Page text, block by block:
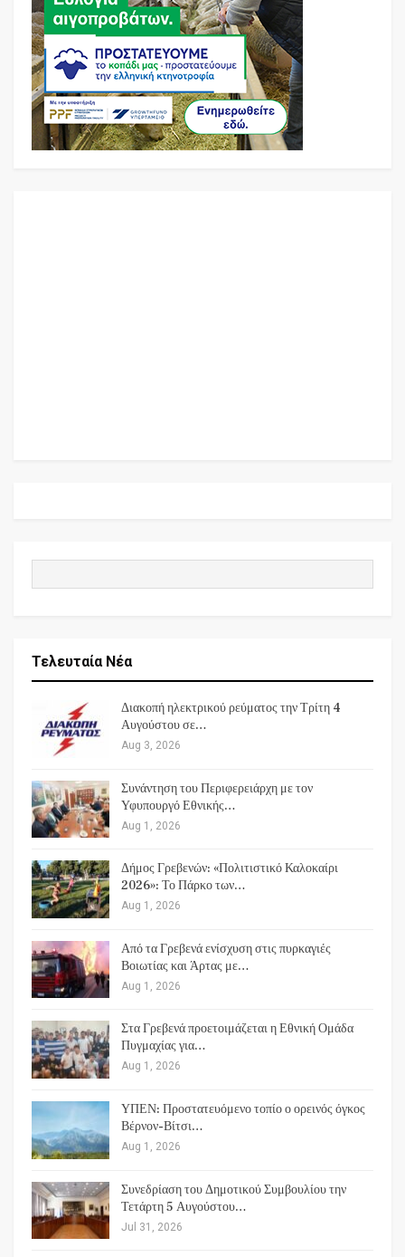
Τελευταία Νέα
Διακοπή ηλεκτρικού ρεύματος την Τρίτη 4
Αυγούστου σε…
Aug 3, 2026
Συνάντηση του Περιφερειάρχη με τον
Υφυπουργό Εθνικής…
Aug 1, 2026
Δήμος Γρεβενών: «Πολιτιστικό Καλοκαίρι
2026»: Το Πάρκο των…
Aug 1, 2026
Από τα Γρεβενά ενίσχυση στις πυρκαγιές
Βοιωτίας και Άρτας με…
Aug 1, 2026
Στα Γρεβενά προετοιμάζεται η Εθνική Ομάδα
Πυγμαχίας για…
Aug 1, 2026
ΥΠΕΝ: Προστατευόμενο τοπίο ο ορεινός όγκος
Βέρνον-Βίτσι…
Aug 1, 2026
Συνεδρίαση του Δημοτικού Συμβουλίου την
Τετάρτη 5 Αυγούστου…
Jul 31, 2026